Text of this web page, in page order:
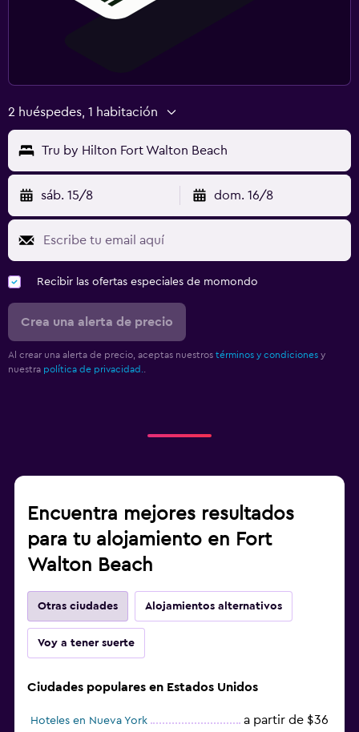
2 huéspedes, 1 habitación
Tru by Hilton Fort Walton Beach
sáb. 15/8 dom. 16/8
Recibir las ofertas especiales de momondo
Crea una alerta de precio
Al crear una alerta de precio, aceptas nuestros términos y condiciones y
nuestra política de privacidad.
Encuentra mejores resultados
para tu alojamiento en Fort
Walton Beach
Otras ciudades Alojamientos alternativos
Voy a tener suerte
Ciudades populares en Estados Unidos
Hoteles en Nueva York a partir de $36